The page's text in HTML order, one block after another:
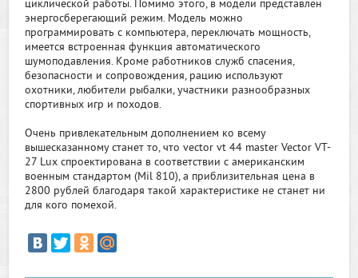
циклической работы. Помимо этого, в модели представлен
энергосберегающий режим. Модель можно
программировать с компьютера, переключать мощность,
имеется встроенная функция автоматического
шумоподавления. Кроме работников служб спасения,
безопасности и сопровождения, рацию используют
охотники, любители рыбалки, участники разнообразных
спортивных игр и походов.
Очень привлекательным дополнением ко всему
вышесказанному станет то, что vector vt 44 master Vector VT-
27 Lux спроектирована в соответствии с американским
военным стандартом (Mil 810), а приблизительная цена в
2800 рублей благодаря такой характеристике не станет ни
для кого помехой.